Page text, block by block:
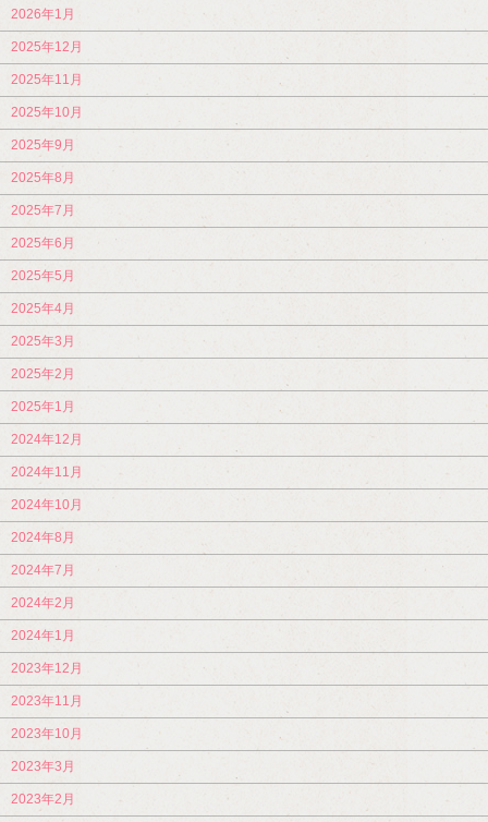
2026年1月
2025年12月
2025年11月
2025年10月
2025年9月
2025年8月
2025年7月
2025年6月
2025年5月
2025年4月
2025年3月
2025年2月
2025年1月
2024年12月
2024年11月
2024年10月
2024年8月
2024年7月
2024年2月
2024年1月
2023年12月
2023年11月
2023年10月
2023年3月
2023年2月